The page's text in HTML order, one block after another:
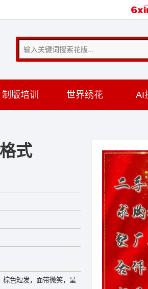
制版培训 世界绣花 AI
式
色短发，面带微笑，呈